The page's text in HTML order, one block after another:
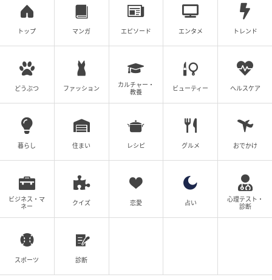
トップ マンガ エピソード エンタメ トレンド
どうぶつ ファッション
カルチャー・
教養
ビューティー ヘルスケア
暮らし 住まい レシピ グルメ おでかけ
ビジネス・マ
ネー
クイズ 恋愛 占い
心理テスト・
診断
スポーツ 診断